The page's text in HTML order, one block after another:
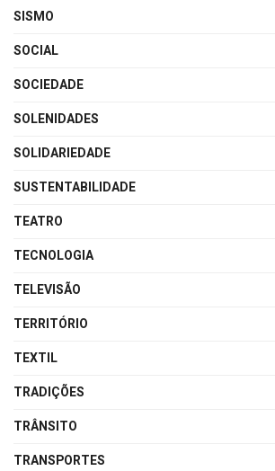
SISMO
SOCIAL
SOCIEDADE
SOLENIDADES
SOLIDARIEDADE
SUSTENTABILIDADE
TEATRO
TECNOLOGIA
TELEVISÃO
TERRITÓRIO
TEXTIL
TRADIÇÕES
TRÂNSITO
TRANSPORTES